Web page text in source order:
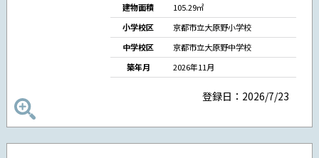
建物面積
105.29㎡
小学校区
京都市立大原野小学校
中学校区
京都市立大原野中学校
築年月
2026年11月
登録日：2026/7/23